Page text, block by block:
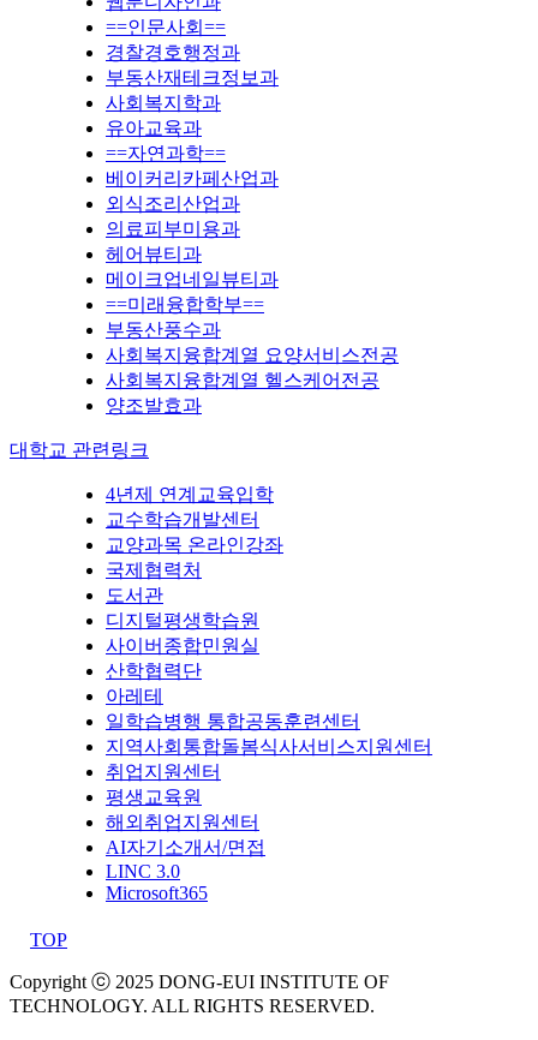
==인문사회==
경찰경호행정과
부동산재테크정보과
사회복지학과
유아교육과
==자연과학==
베이커리카페산업과
외식조리산업과
의료피부미용과
헤어뷰티과
메이크업네일뷰티과
==미래융합학부==
부동산풍수과
사회복지융합계열 요양서비스전공
사회복지융합계열 헬스케어전공
양조발효과
대학교 관련링크
4년제 연계교육입학
교수학습개발센터
교양과목 온라인강좌
국제협력처
도서관
디지털평생학습원
사이버종합민원실
산학협력단
아레테
일학습병행 통합공동훈련센터
지역사회통합돌봄식사서비스지원센터
취업지원센터
평생교육원
해외취업지원센터
AI자기소개서/면접
LINC 3.0
Microsoft365
TOP
Copyright ⓒ 2025 DONG-EUI INSTITUTE OF
TECHNOLOGY. ALL RIGHTS RESERVED.